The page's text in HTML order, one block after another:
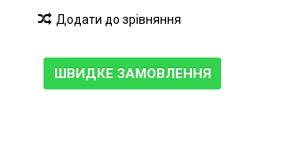
Додати до зрівняння
ШВИДКЕ ЗАМОВЛЕННЯ